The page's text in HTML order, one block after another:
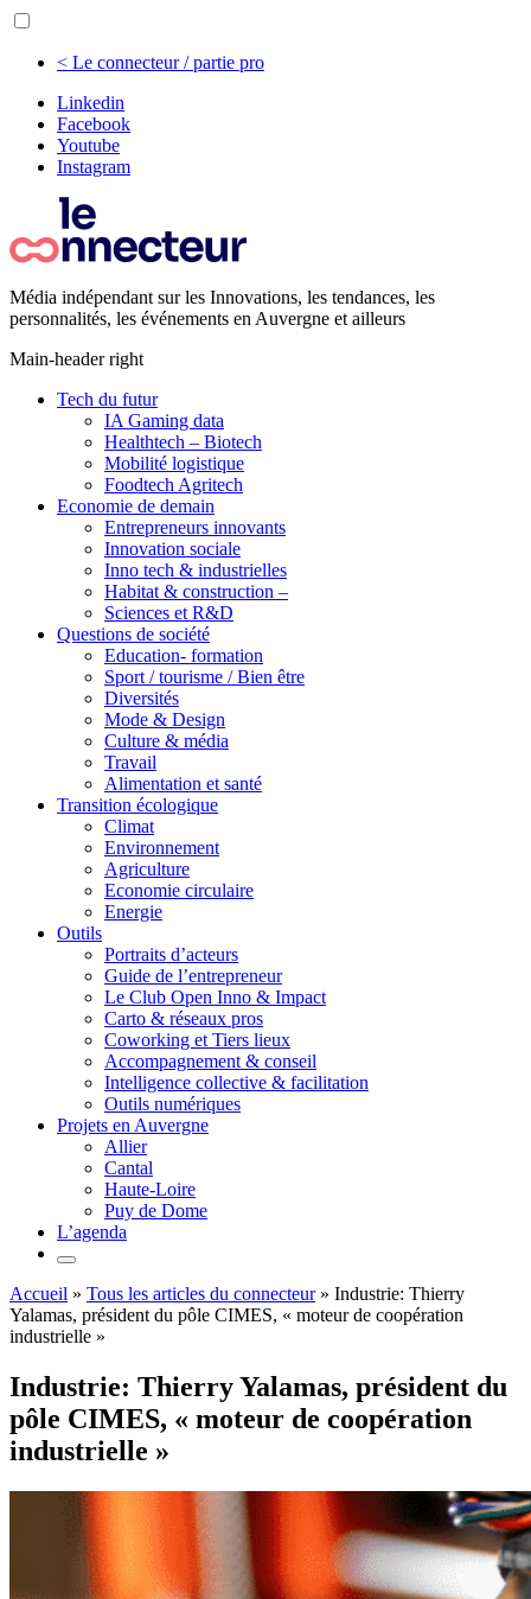
< Le connecteur / partie pro
Linkedin
Facebook
Youtube
Instagram
Média indépendant sur les Innovations, les tendances, les
personnalités, les événements en Auvergne et ailleurs
Main-header right
Tech du futur
IA Gaming data
Healthtech – Biotech
Mobilité logistique
Foodtech Agritech
Economie de demain
Entrepreneurs innovants
Innovation sociale
Inno tech & industrielles
Habitat & construction –
Sciences et R&D
Questions de société
Education- formation
Sport / tourisme / Bien être
Diversités
Mode & Design
Culture & média
Travail
Alimentation et santé
Transition écologique
Climat
Environnement
Agriculture
Economie circulaire
Energie
Outils
Portraits d’acteurs
Guide de l’entrepreneur
Le Club Open Inno & Impact
Carto & réseaux pros
Coworking et Tiers lieux
Accompagnement & conseil
Intelligence collective & facilitation
Outils numériques
Projets en Auvergne
Allier
Cantal
Haute-Loire
Puy de Dome
L’agenda
Accueil » Tous les articles du connecteur» Industrie: Thierry
Yalamas, président du pôle CIMES, « moteur de coopération
industrielle »
Industrie: Thierry Yalamas, président du
pôle CIMES, « moteur de coopération
industrielle »